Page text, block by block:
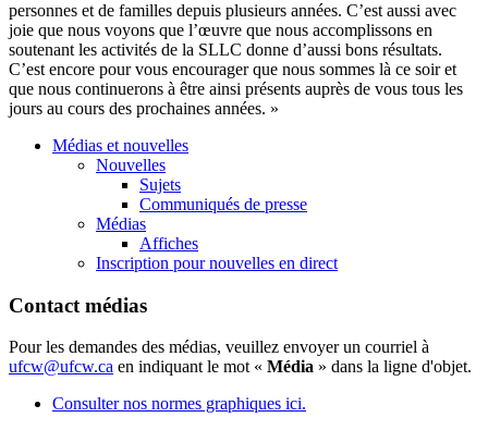
personnes et de familles depuis plusieurs années. C’est aussi avec
joie que nous voyons que l’œuvre que nous accomplissons en
soutenant les activités de la SLLC donne d’aussi bons résultats.
C’est encore pour vous encourager que nous sommes là ce soir et
que nous continuerons à être ainsi présents auprès de vous tous les
jours au cours des prochaines années. »
Médias et nouvelles
Nouvelles
Sujets
Communiqués de presse
Médias
Affiches
Inscription pour nouvelles en direct
Contact médias
Pour les demandes des médias, veuillez envoyer un courriel à
ufcw@ufcw.ca en indiquant le mot « Média » dans la ligne d'objet.
Consulter nos normes graphiques ici.